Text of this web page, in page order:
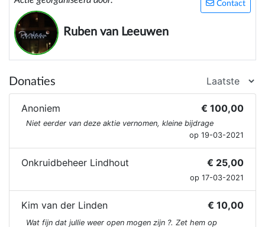
Contact
Ruben van Leeuwen
Donaties
Anoniem € 100,00
Niet eerder van deze aktie vernomen, kleine bijdrage
op 19-03-2021
Onkruidbeheer Lindhout € 25,00
op 17-03-2021
Kim van der Linden € 10,00
Wat fijn dat jullie weer open mogen zijn ?. Zet hem op